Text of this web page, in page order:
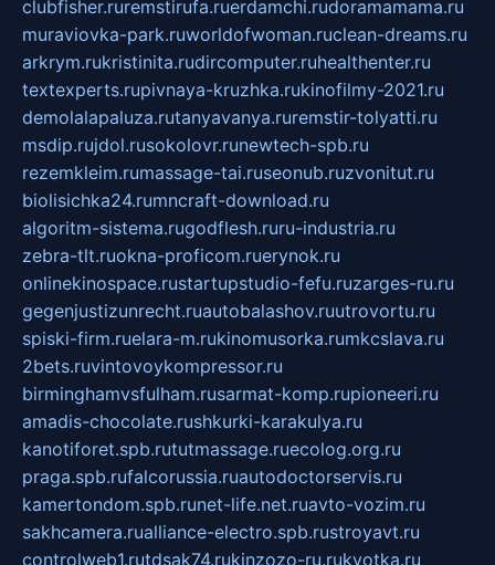
clubfisher.ruremstirufa.ruerdamchi.rudoramamama.ru
muraviovka-park.ruworldofwoman.ruclean-dreams.ru
arkrym.rukristinita.rudircomputer.ruhealthenter.ru
textexperts.rupivnaya-kruzhka.rukinofilmy-2021.ru
demolalapaluza.rutanyavanya.ruremstir-tolyatti.ru
msdip.rujdol.rusokolovr.runewtech-spb.ru
rezemkleim.rumassage-tai.ruseonub.ruzvonitut.ru
biolisichka24.rumncraft-download.ru
algoritm-sistema.rugodflesh.ruru-industria.ru
zebra-tlt.ruokna-proficom.ruerynok.ru
onlinekinospace.rustartupstudio-fefu.ruzarges-ru.ru
gegenjustizunrecht.ruautobalashov.ruutrovortu.ru
spiski-firm.ruelara-m.rukinomusorka.rumkcslava.ru
2bets.ruvintovoykompressor.ru
birminghamvsfulham.rusarmat-komp.rupioneeri.ru
amadis-chocolate.rushkurki-karakulya.ru
kanotiforet.spb.rututmassage.ruecolog.org.ru
praga.spb.rufalcorussia.ruautodoctorservis.ru
kamertondom.spb.runet-life.net.ruavto-vozim.ru
sakhcamera.rualliance-electro.spb.rustroyavt.ru
controlweb1.rutdsak74.rukinzozo-ru.rukvotka.ru